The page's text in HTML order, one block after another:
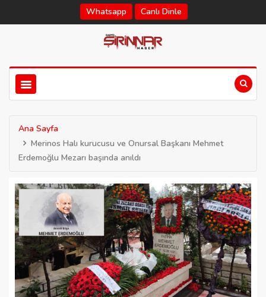
Whatsapp Canlı Dinle
Ana Sayfa
Merinos Halı kurucusu ve Onursal Başkanı Mehmet
Erdemoğlu Mezarı başında anıldı